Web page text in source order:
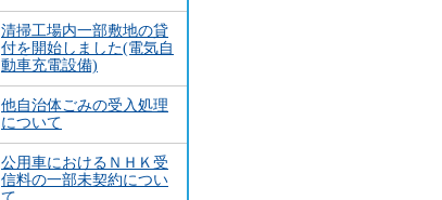
清掃工場内一部敷地の貸
付を開始しました(電気自
動車充電設備)
他自治体ごみの受入処理
について
公用車におけるＮＨＫ受
信料の一部未契約につい